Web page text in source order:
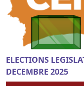
ELECTIONS
DECEMBRE 2025